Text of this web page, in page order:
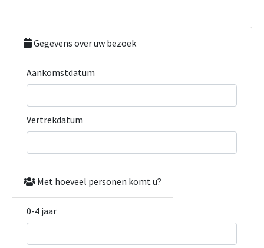
Gegevens over uw bezoek
Aankomstdatum
Vertrekdatum
Met hoeveel personen komt u?
0-4 jaar